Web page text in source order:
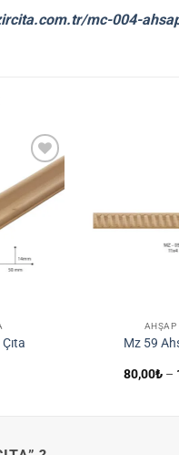
mc-004-
İstek
Listene
Ekle
AHŞAP
Mz 59
80,00₺ –